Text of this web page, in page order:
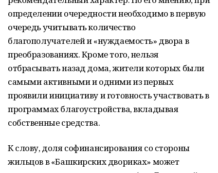
определении очередности необходимо в первую
очередь учитывать количество
благополучателей и «нуждаемость» двора в
преобразованиях. Кроме того, нельзя
отбрасывать назад дома, жители которых были
самыми активными и одними из первых
проявили инициативу и готовность участвовать в
программах благоустройства, вкладывая
собственные средства.
К слову, доля софинансирования со стороны
жильцов в «Башкирских двориках» может